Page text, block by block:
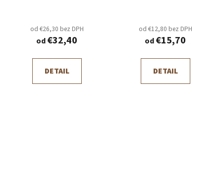
od €26,30 bez DPH
od€32,40
DETAIL
od €12,80 bez DPH
od€15,70
DETAIL